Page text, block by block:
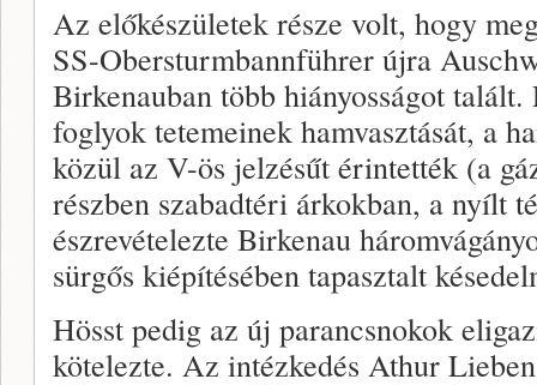
Az előkészületek része volt, hogy
SS-Obersturmbannführer újra
Birkenauban több hiányosságot
foglyok tetemeinek hamvasztását, a
közül az V-ös jelzésűt érintették (a
részben szabadtéri árkokban, a nyílt
észrevételezte Birkenau
sürgős kiépítésében tapasztalt
Hösst pedig az új parancsnokok
kötelezte. Az intézkedés Athur